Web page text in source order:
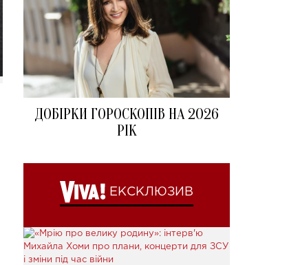
ДОБІРКИ ГОРОСКОПІВ НА 2026
РІК
ЕКСКЛЮЗИВ